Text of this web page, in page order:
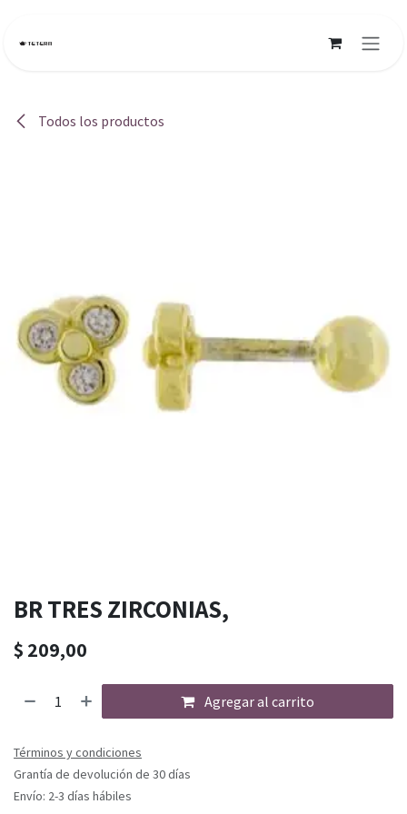
Todos los productos
BR TRES ZIRCONIAS,
$ 209,00
Agregar al carrito
Términos y condiciones
Grantía de devolución de 30 días
Envío: 2-3 días hábiles